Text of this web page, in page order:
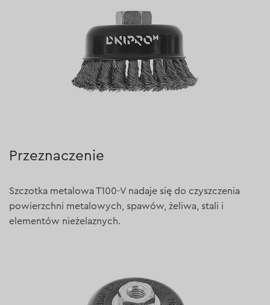
Przeznaczenie
Szczotka metalowa T100-V nadaje się do czyszczenia
powierzchni metalowych, spawów, żeliwa, stali i
elementów nieżelaznych.